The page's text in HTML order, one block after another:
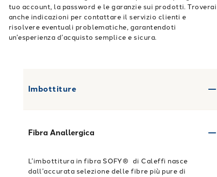
tuo account, la password e le garanzie sui prodotti. Troverai
anche indicazioni per contattare il servizio clienti e
risolvere eventuali problematiche, garantendoti
un’esperienza d’acquisto semplice e sicura.
Imbottiture
Fibra Anallergica
L’imbottitura in fibra SOFY® di Caleffi nasce
dall’accurata selezione delle fibre più pure di